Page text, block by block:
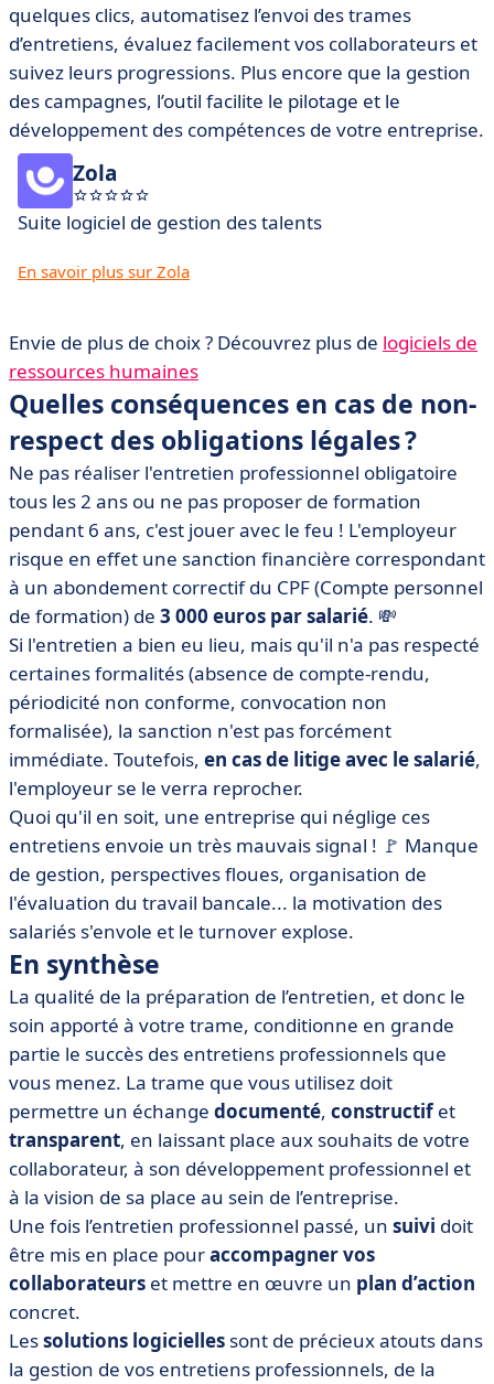
quelques clics, automatisez l’envoi des trames
d’entretiens, évaluez facilement vos collaborateurs et
suivez leurs progressions. Plus encore que la gestion
des campagnes, l’outil facilite le pilotage et le
développement des compétences de votre entreprise.
Zola
Suite logiciel de gestion des talents
En savoir plus sur Zola
Envie de plus de choix ? Découvrez plus de logiciels de
ressources humaines
Quelles conséquences en cas de non-
respect des obligations légales ?
Ne pas réaliser l'entretien professionnel obligatoire
tous les 2 ans ou ne pas proposer de formation
pendant 6 ans, c'est jouer avec le feu ! L'employeur
risque en effet une sanction financière correspondant
à un abondement correctif du CPF (Compte personnel
de formation) de 3 000 euros par salarié. 💸
Si l'entretien a bien eu lieu, mais qu'il n'a pas respecté
certaines formalités (absence de compte-rendu,
périodicité non conforme, convocation non
formalisée), la sanction n'est pas forcément
immédiate. Toutefois, en cas de litige avec le salarié,
l'employeur se le verra reprocher.
Quoi qu'il en soit, une entreprise qui néglige ces
entretiens envoie un très mauvais signal ! 🚩 Manque
de gestion, perspectives floues, organisation de
l'évaluation du travail bancale... la motivation des
salariés s'envole et le turnover explose.
En synthèse
La qualité de la préparation de l’entretien, et donc le
soin apporté à votre trame, conditionne en grande
partie le succès des entretiens professionnels que
vous menez. La trame que vous utilisez doit
permettre un échange documenté, constructifet
transparent, en laissant place aux souhaits de votre
collaborateur, à son développement professionnel et
à la vision de sa place au sein de l’entreprise.
Une fois l’entretien professionnel passé, un suivi doit
être mis en place pouraccompagner vos
collaborateurs et mettre en œuvre un plan d’action
concret.
Lessolutions logicielles sont de précieux atouts dans
la gestion de vos entretiens professionnels, de la